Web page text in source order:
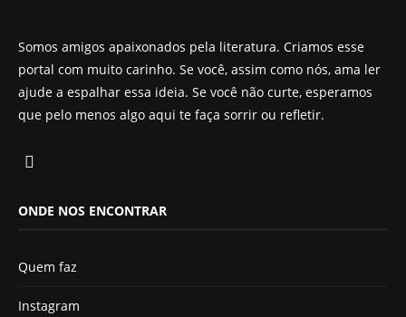
Somos amigos apaixonados pela literatura. Criamos esse
portal com muito carinho. Se você, assim como nós, ama ler
ajude a espalhar essa ideia. Se você não curte, esperamos
que pelo menos algo aqui te faça sorrir ou refletir.
ONDE NOS ENCONTRAR
Quem faz
Instagram